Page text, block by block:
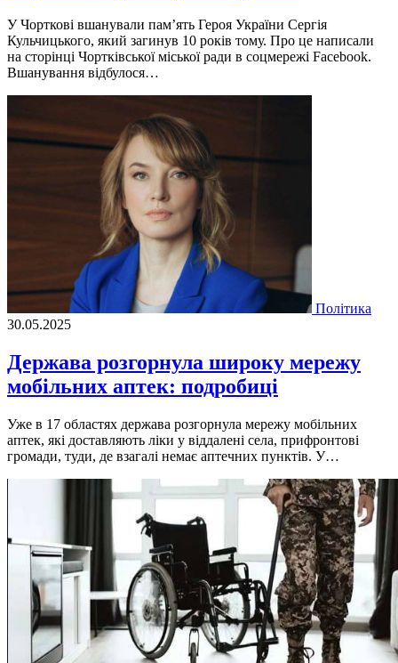
У Чорткові вшанували пам’ять Героя України Сергія
Кульчицького, який загинув 10 років тому. Про це написали
на сторінці Чортківської міської ради в соцмережі Facebook.
Вшанування відбулося…
Політика
30.05.2025
Держава розгорнула широку мережу
мобільних аптек: подробиці
Уже в 17 областях держава розгорнула мережу мобільних
аптек, які доставляють ліки у віддалені села, прифронтові
громади, туди, де взагалі немає аптечних пунктів. У…